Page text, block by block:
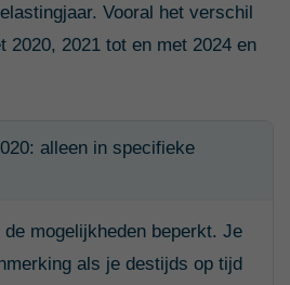
Vooral het verschil
2020, 2021 tot en met 2024 en
alleen in specifieke
mogelijkheden beperkt. Je
als je destijds op tijd